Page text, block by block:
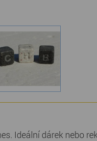
Ideální dárek nebo